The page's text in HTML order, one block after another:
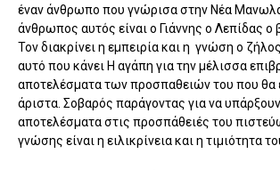
έναν άνθρωπο που γνώρισα στην Νέα
άνθρωπος αυτός είναι ο Γιάννης ο Λεπίδας ο
Τον διακρίνει η εμπειρία και η γνώση ο
αυτό που κάνει Η αγάπη για την μέλισσα
αποτελέσματα των προσπαθειών του που θα
άριστα. Σοβαρός παράγοντας για να
αποτελέσματα στις προσπάθειές του
γνώσης είναι η ειλικρίνεια και η τιμιότητα